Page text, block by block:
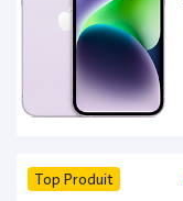
Top Produit